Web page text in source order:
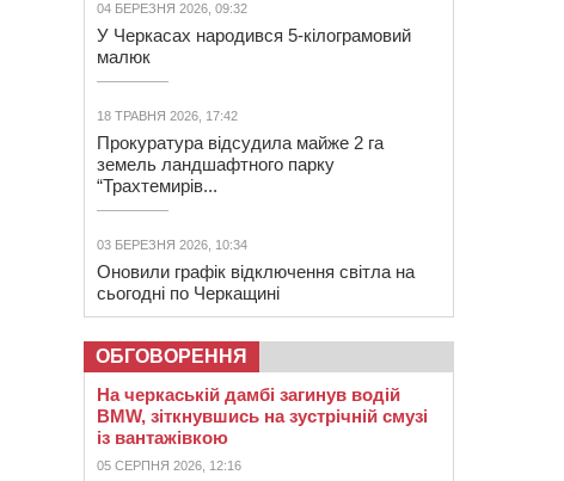
04 БЕРЕЗНЯ 2026, 09:32
У Черкасах народився 5-кілограмовий
малюк
18 ТРАВНЯ 2026, 17:42
Прокуратура відсудила майже 2 га
земель ландшафтного парку
“Трахтемирів...
03 БЕРЕЗНЯ 2026, 10:34
Оновили графік відключення світла на
сьогодні по Черкащині
ОБГОВОРЕННЯ
На черкаській дамбі загинув водій
BMW, зіткнувшись на зустрічній смузі
із вантажівкою
05 СЕРПНЯ 2026, 12:16